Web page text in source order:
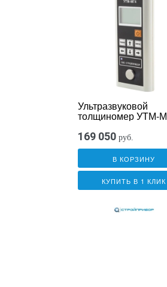
Ультразвуковой
толщиномер УТМ-
169 050 руб.
В КОРЗИНУ
КУПИТЬ В 1 КЛИК